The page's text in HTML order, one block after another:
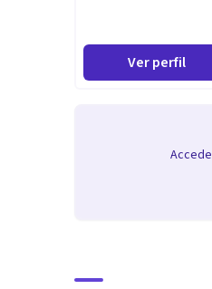
Ver perfil